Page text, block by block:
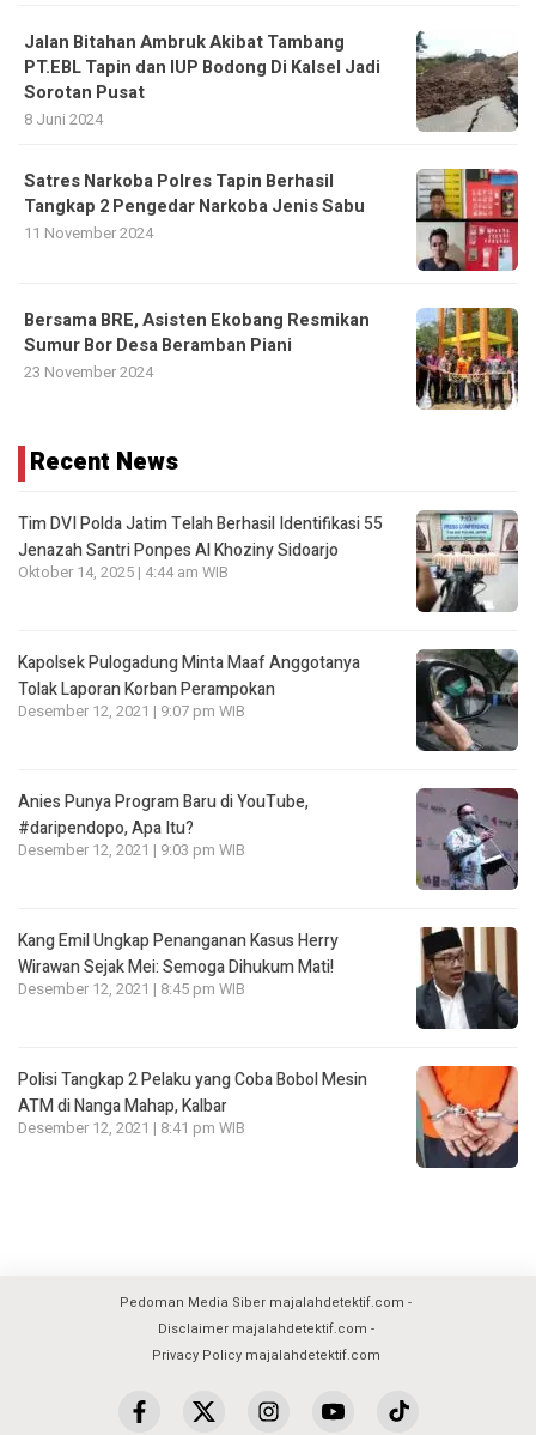
Jalan Bitahan Ambruk Akibat Tambang
PT.EBL Tapin dan IUP Bodong Di Kalsel Jadi
Sorotan Pusat
8 Juni 2024
Satres Narkoba Polres Tapin Berhasil
Tangkap 2 Pengedar Narkoba Jenis Sabu
11 November 2024
Bersama BRE, Asisten Ekobang Resmikan
Sumur Bor Desa Beramban Piani
23 November 2024
Recent News
Tim DVI Polda Jatim Telah Berhasil Identifikasi 55
Jenazah Santri Ponpes Al Khoziny Sidoarjo
Oktober 14, 2025 | 4:44 am WIB
Kapolsek Pulogadung Minta Maaf Anggotanya
Tolak Laporan Korban Perampokan
Desember 12, 2021 | 9:07 pm WIB
Anies Punya Program Baru di YouTube,
#daripendopo, Apa Itu?
Desember 12, 2021 | 9:03 pm WIB
Kang Emil Ungkap Penanganan Kasus Herry
Wirawan Sejak Mei: Semoga Dihukum Mati!
Desember 12, 2021 | 8:45 pm WIB
Polisi Tangkap 2 Pelaku yang Coba Bobol Mesin
ATM di Nanga Mahap, Kalbar
Desember 12, 2021 | 8:41 pm WIB
Pedoman Media Siber majalahdetektif.com
Disclaimer majalahdetektif.com
Privacy Policy majalahdetektif.com